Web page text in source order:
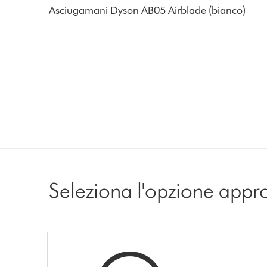
Asciugamani Dyson AB05 Airblade (bianco)
Seleziona l'opzione